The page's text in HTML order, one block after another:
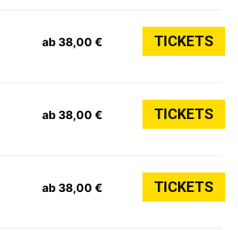
ab 38,00 € TICKETS
ab 38,00 € TICKETS
ab 38,00 € TICKETS